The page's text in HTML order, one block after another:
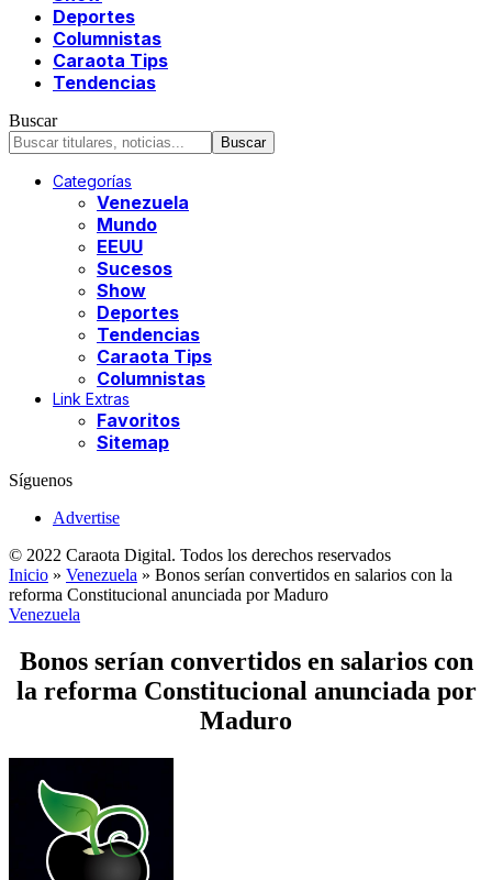
Deportes
Columnistas
Caraota Tips
Tendencias
Buscar
Categorías
Venezuela
Mundo
EEUU
Sucesos
Show
Deportes
Tendencias
Caraota Tips
Columnistas
Link Extras
Favoritos
Sitemap
Síguenos
Advertise
© 2022 Caraota Digital. Todos los derechos reservados
Inicio » Venezuela » Bonos serían convertidos en salarios con la
reforma Constitucional anunciada por Maduro
Venezuela
Bonos serían convertidos en salarios con
la reforma Constitucional anunciada por
Maduro